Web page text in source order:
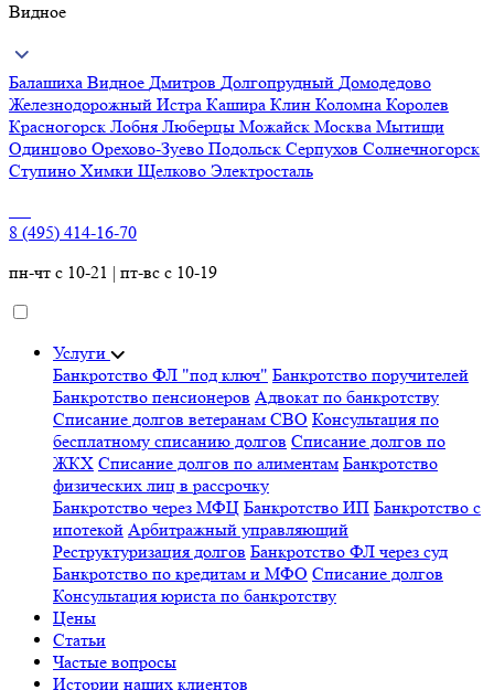
Видное
Балашиха Видное Дмитров Долгопрудный Домодедово
Железнодорожный Истра Кашира Клин Коломна Королев
Красногорск Лобня Люберцы Можайск Москва Мытищи
Одинцово Орехово-Зуево Подольск Серпухов Солнечногорск
Ступино Химки Щелково Электросталь
8 (495) 414-16-70
пн-чт с 10-21 | пт-вс с 10-19
Услуги
Банкротство ФЛ "под ключ" Банкротство поручителей
Банкротство пенсионеров Адвокат по банкротству
Списание долгов ветеранам СВО Консультация по
бесплатному списанию долгов Списание долгов по
ЖКХ Списание долгов по алиментам Банкротство
физических лиц в рассрочку
Банкротство через МФЦ Банкротство ИП Банкротство с
ипотекой Арбитражный управляющий
Реструктуризация долгов Банкротство ФЛ через суд
Банкротство по кредитам и МФО Списание долгов
Консультация юриста по банкротству
Цены
Статьи
Частые вопросы
Истории наших клиентов